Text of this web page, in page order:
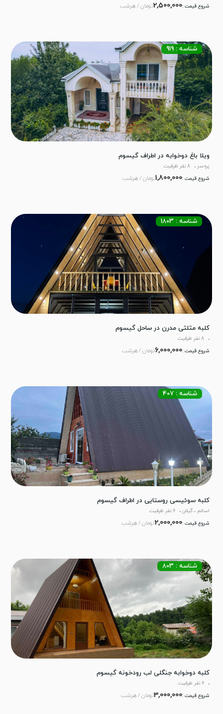
شروع قیمت :2,500,000تومان / هرشب
ویلا باغ دوخوابه در اطراف گیسوم
شناسه : 919
پره‌سر
8 نفر ظرفیت
شروع قیمت :1,800,000تومان / هرشب
کلبه مثلثی مدرن در ساحل گیسوم
شناسه : 1803
8 نفر ظرفیت
شروع قیمت :6,000,000تومان / هرشب
کلبه سوئیسی روستایی در اطراف گیسوم
شناسه : 407
اسالم ، گیلان
6 نفر ظرفیت
شروع قیمت :2,000,000تومان / هرشب
کلبه دوخوابه جنگلی لب رودخونه گیسوم
شناسه : 803
6 نفر ظرفیت
شروع قیمت :3,000,000تومان / هرشب